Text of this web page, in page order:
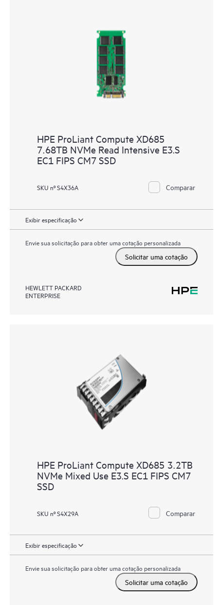
HPE ProLiant Compute XD685
7.68TB NVMe Read Intensive E3.S
EC1 FIPS CM7 SSD
SKU nº S4X36A Comparar
Exibir especificação
Envie sua solicitação para obter uma cotação personalizada
Solicitar uma cotação
HEWLETT PACKARD
ENTERPRISE
HPE ProLiant Compute XD685 3.2TB
NVMe Mixed Use E3.S EC1 FIPS CM7
SSD
SKU nº S4X29A Comparar
Exibir especificação
Envie sua solicitação para obter uma cotação personalizada
Solicitar uma cotação